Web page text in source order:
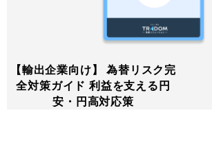
【輸出企業向け】 為替リスク完
全対策ガイド 利益を支える円
安・円高対応策